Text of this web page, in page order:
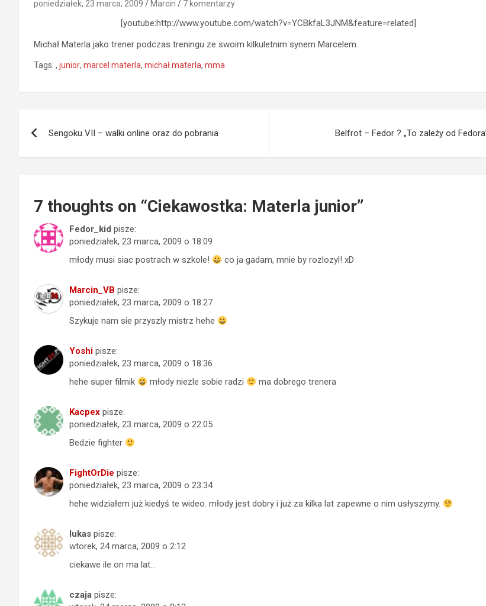
poniedziałek, 23 marca, 2009 Marcin 7 komentarzy
[youtube:http://www.youtube.com/watch?v=YCBkfaL3JNM&feature=related]
Michał Materla jako trener podczas treningu ze swoim kilkuletnim synem Marcelem.
Tags: , junior, marcel materla, michał materla, mma
wpisu
Sengoku VII – walki online oraz do pobrania Belfrot – Fedor ? „To zależy od
7 thoughts on “Ciekawostka: Materla junior”
Fedor_kid pisze:
poniedziałek, 23 marca, 2009 o 18:09
młody musi siac postrach w szkole!
co ja gadam, mnie by rozlozyl! xD
Marcin_VB pisze:
poniedziałek, 23 marca, 2009 o 18:27
Szykuje nam sie przyszly mistrz hehe
Yoshi pisze:
poniedziałek, 23 marca, 2009 o 18:36
hehe super filmik
młody niezle sobie radzi ma dobrego trenera
Kacpex pisze:
poniedziałek, 23 marca, 2009 o 22:05
Bedzie fighter
FightOrDie pisze:
poniedziałek, 23 marca, 2009 o 23:34
hehe widziałem już kiedyś te wideo. młody jest dobry i już za kilka lat zapewne o nim usłyszymy.
lukas pisze:
wtorek, 24 marca, 2009 o 2:12
ciekawe ile on ma lat…
czaja pisze: